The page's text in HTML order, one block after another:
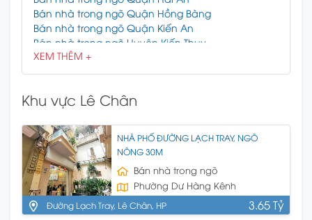
Bán nhà trong ngõ Quận Hồng Bàng
Bán nhà trong ngõ Quận Kiến An
Bán nhà trong ngõ Huyện Kiến Thụy
Bán nhà trong ngõ Quận Lê Chân
Bán nhà trong ngõ Quận Ngô Quyền
Bán nhà trong ngõ Huyện Tiên Lãng
XEM THÊM +
Khu vực Lê Chân
NHÀ PHỐ ĐƯỜNG LẠCH TRAY, NGÕ
NÔNG 30M
Bán nhà trong ngõ
Phường Dư Hàng Kênh
Đường Lạch Tray, Lê Chân, HP
3.65 Tỷ